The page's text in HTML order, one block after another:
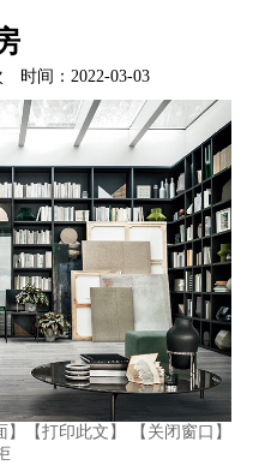
时间：2022-03-03
】 【打印此文】
【关闭窗口】